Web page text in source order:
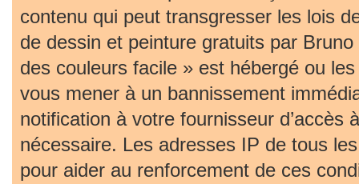
contenu qui peut transgresser les lois
de dessin et peinture gratuits par
des couleurs facile » est hébergé ou
vous mener à un bannissement
notification à votre fournisseur d’accès
nécessaire. Les adresses IP de tous
pour aider au renforcement de ces